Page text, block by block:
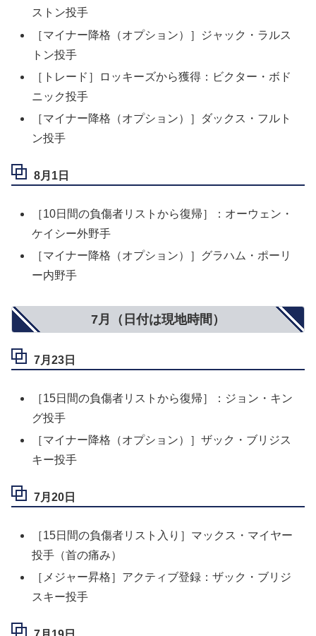
ストン投手
［マイナー降格（オプション）］ジャック・ラルス
トン投手
［トレード］ロッキーズから獲得：ビクター・ボド
ニック投手
［マイナー降格（オプション）］ダックス・フルト
ン投手
8月1日
［10日間の負傷者リストから復帰］：オーウェン・
ケイシー外野手
［マイナー降格（オプション）］グラハム・ポーリ
ー内野手
7月（日付は現地時間）
7月23日
［15日間の負傷者リストから復帰］：ジョン・キン
グ投手
［マイナー降格（オプション）］ザック・ブリジス
キー投手
7月20日
［15日間の負傷者リスト入り］マックス・マイヤー
投手（首の痛み）
［メジャー昇格］アクティブ登録：ザック・ブリジ
スキー投手